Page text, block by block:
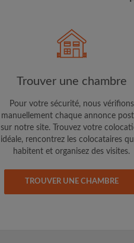
Trouver une chambre
Pour votre sécurité, nous vérifions
manuellement chaque annonce
sur notre site. Trouvez votre
idéale, rencontrez les colocataires
habitent et organisez des visites.
TROUVER UNE CHAMBRE